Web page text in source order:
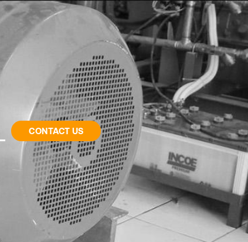
CONTACT US